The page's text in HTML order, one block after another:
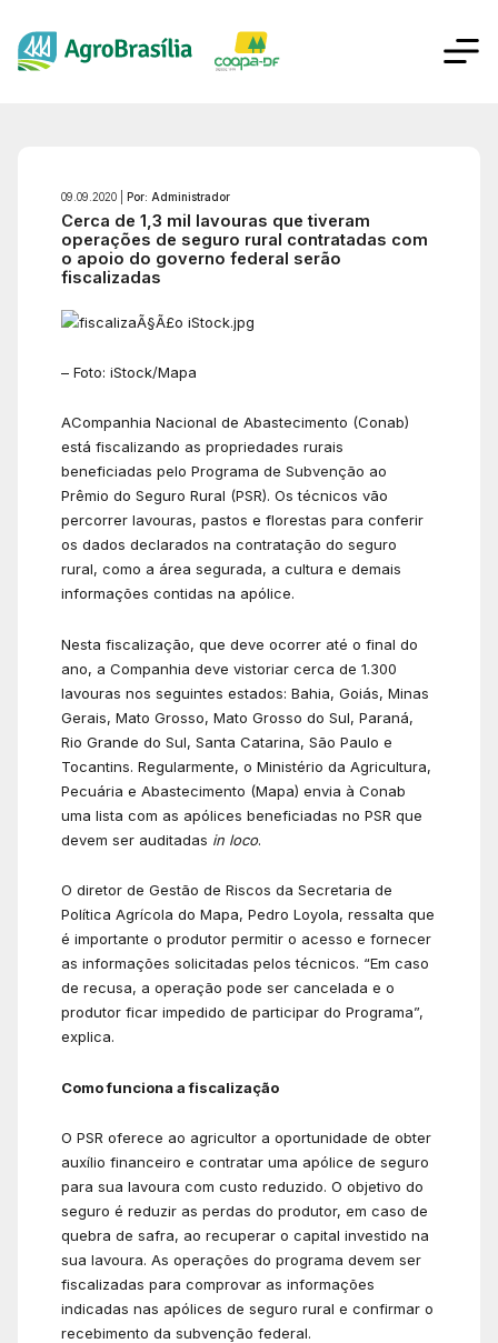
09.09.2020 | Por: Administrador
Cerca de 1,3 mil lavouras que tiveram
operações de seguro rural contratadas com
o apoio do governo federal serão
fiscalizadas
– Foto: iStock/Mapa
ACompanhia Nacional de Abastecimento (Conab)
está fiscalizando as propriedades rurais
beneficiadas pelo Programa de Subvenção ao
Prêmio do Seguro Rural (PSR). Os técnicos vão
percorrer lavouras, pastos e florestas para conferir
os dados declarados na contratação do seguro
rural, como a área segurada, a cultura e demais
informações contidas na apólice.
Nesta fiscalização, que deve ocorrer até o final do
ano, a Companhia deve vistoriar cerca de 1.300
lavouras nos seguintes estados: Bahia, Goiás, Minas
Gerais, Mato Grosso, Mato Grosso do Sul, Paraná,
Rio Grande do Sul, Santa Catarina, São Paulo e
Tocantins. Regularmente, o Ministério da Agricultura,
Pecuária e Abastecimento (Mapa) envia à Conab
uma lista com as apólices beneficiadas no PSR que
devem ser auditadas in loco.
O diretor de Gestão de Riscos da Secretaria de
Política Agrícola do Mapa, Pedro Loyola, ressalta que
é importante o produtor permitir o acesso e fornecer
as informações solicitadas pelos técnicos. “Em caso
de recusa, a operação pode ser cancelada e o
produtor ficar impedido de participar do Programa”,
explica.
Como funciona a fiscalização
O PSR oferece ao agricultor a oportunidade de obter
auxílio financeiro e contratar uma apólice de seguro
para sua lavoura com custo reduzido. O objetivo do
seguro é reduzir as perdas do produtor, em caso de
quebra de safra, ao recuperar o capital investido na
sua lavoura. As operações do programa devem ser
fiscalizadas para comprovar as informações
indicadas nas apólices de seguro rural e confirmar o
recebimento da subvenção federal.